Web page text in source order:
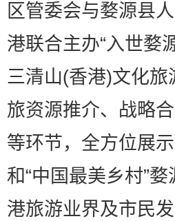
区管委会与婺源县
港联合主办“入世婺
三清山(香港)文化
旅资源推介、战略
等环节，全方位展
和“中国最美乡村”
港旅游业界及市民发